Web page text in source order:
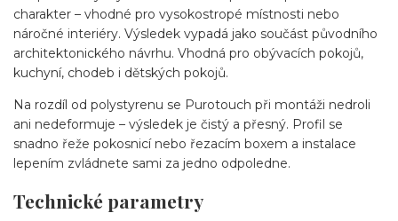
charakter – vhodné pro vysokostropé místnosti nebo
náročné interiéry. Výsledek vypadá jako součást původního
architektonického návrhu. Vhodná pro obývacích pokojů,
kuchyní, chodeb i dětských pokojů.
Na rozdíl od polystyrenu se Purotouch při montáži nedroli
ani nedeformuje – výsledek je čistý a přesný. Profil se
snadno řeže pokosnicí nebo řezacím boxem a instalace
lepením zvládnete sami za jedno odpoledne.
Technické parametry